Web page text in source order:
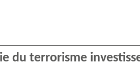
du terrorisme